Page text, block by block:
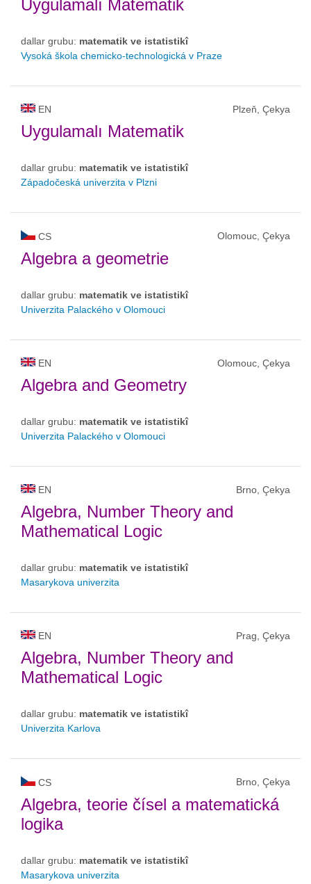
Uygulamalı Matematik
dallar grubu: matematik ve istatistikî
Vysoká škola chemicko-technologická v Praze
EN Plzeň, Çekya
Uygulamalı Matematik
dallar grubu: matematik ve istatistikî
Západočeská univerzita v Plzni
CS Olomouc, Çekya
Algebra a geometrie
dallar grubu: matematik ve istatistikî
Univerzita Palackého v Olomouci
EN Olomouc, Çekya
Algebra and Geometry
dallar grubu: matematik ve istatistikî
Univerzita Palackého v Olomouci
EN Brno, Çekya
Algebra, Number Theory and
Mathematical Logic
dallar grubu: matematik ve istatistikî
Masarykova univerzita
EN Prag, Çekya
Algebra, Number Theory and
Mathematical Logic
dallar grubu: matematik ve istatistikî
Univerzita Karlova
CS Brno, Çekya
Algebra, teorie čísel a matematická
logika
dallar grubu: matematik ve istatistikî
Masarykova univerzita